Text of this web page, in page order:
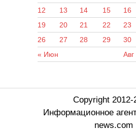
« Июн Авг
12
13 14 15 16
19
20 21 22 23
26
27 28 29 30
Copyright 2012-
Информационное
news.com